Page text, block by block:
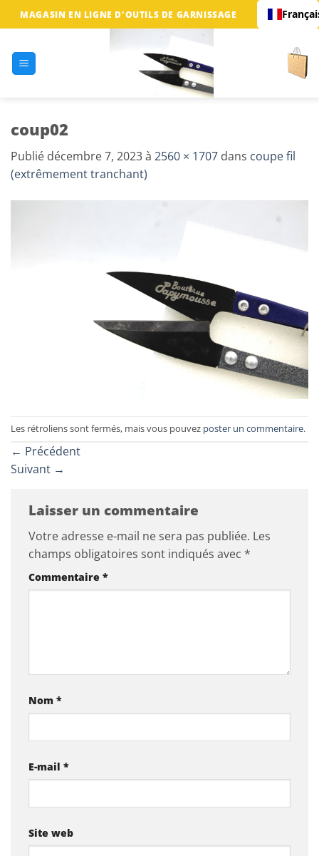
Passer
au
MAGASIN EN LIGNE D'OUTILS DE GARNISSAGE
coup02
Publié décembre 7, 2023à 2560 × 1707 dans coupe fil
(extrêmement tranchant)
Les rétroliens sont fermés, mais vous pouvez poster un commentaire.
← Précédent
Suivant →
Laisser un commentaire
Votre adresse e-mail ne sera pas publiée. Les
champs obligatoires sont indiqués avec *
Commentaire *
Nom *
E-mail *
Site web